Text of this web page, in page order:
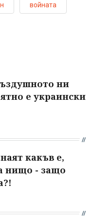
войната
ни
е украински
какъв е,
нищо - защо